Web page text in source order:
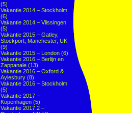
(5)
Vakantie 2014 – Stockholm
(6)
Vakantie 2014 – Vlissingen
(5)
Vakantie 2015 – Gatley,
Stockport, Manchester, UK
(9)
Vakantie 2015 – London (6)
Vakantie 2016 – Berlijn en
Zappanale (13)
Vakantie 2016 – Oxford &
Aylesbury (8)
Vakantie 2016 – Stockholm
(5)
Vakantie 2017 –
Kopenhagen (5)
Vakantie 2017 2 –